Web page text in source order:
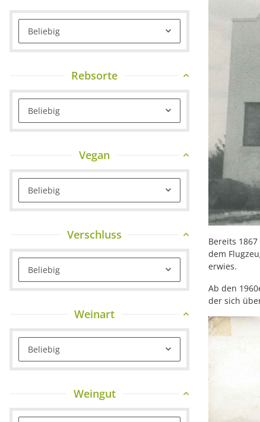
Bereits
dem
erwies.
Ab den
der sich
Beliebig
Rebsorte
Beliebig
Vegan
Beliebig
Verschluss
Beliebig
Weinart
Beliebig
Weingut